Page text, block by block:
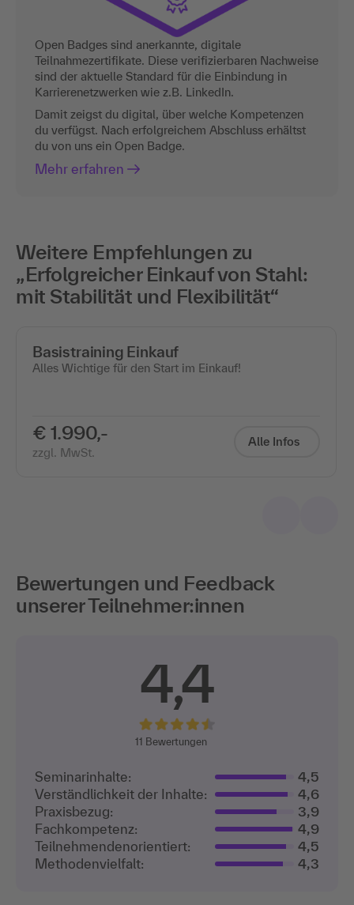
Open Badges sind anerkannte, digitale
Teilnahmezertifikate. Diese verifizierbaren Nachweise
sind der aktuelle Standard für die Einbindung in
Karrierenetzwerken wie z.B. LinkedIn.
Damit zeigst du digital, über welche Kompetenzen
du verfügst. Nach erfolgreichem Abschluss erhältst
du von uns ein Open Badge.
Mehr erfahren
Weitere Empfehlungen zu
„Erfolgreicher Einkauf von Stahl:
mit Stabilität und Flexibilität“
Basistraining Einkauf
Alles Wichtige für den Start im Einkauf!
€ 1.990,-
zzgl. MwSt.
Alle Infos
Bewertungen und Feedback
unserer Teilnehmer:innen
4,4
11 Bewertungen
Seminarinhalte:
4,5
Verständlichkeit der Inhalte:
4,6
Praxisbezug:
3,9
Fachkompetenz:
4,9
Teilnehmenden­orientiert:
4,5
Methodenvielfalt:
4,3